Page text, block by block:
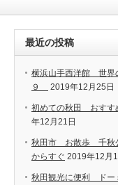
最近の投稿
横浜山手西洋館 世
９
2019年12月25日
初めての秋田 おす
年12月21日
秋田市 お散歩 千秋
からすぐ 2019年12月
秋田観光に便利 ド